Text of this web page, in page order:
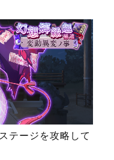
テージを攻略して